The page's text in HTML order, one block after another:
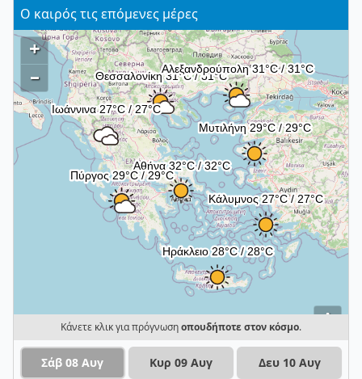
Ο καιρός τις επόμενες μέρες
i
+
–
Κάνετε κλικ για πρόγνωσηοπουδήποτε στον κόσμο.
Σάβ 08 Αυγ Κυρ 09 Αυγ Δευ 10 Αυγ